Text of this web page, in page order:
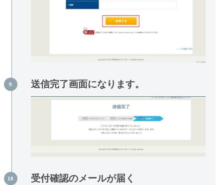
送信完了画面になります。
受付確認のメールが届く